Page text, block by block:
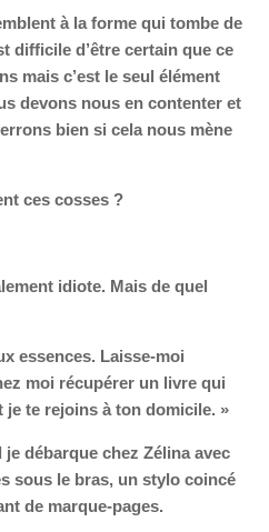
à la forme qui tombe de
difficile d’être certain que ce
mais c’est le seul élément
devons nous en contenter et
bien si cela nous mène
ces cosses ?
idiote. Mais de quel
essences. Laisse-moi
moi récupérer un livre qui
je te rejoins à ton domicile. »
débarque chez Zélina avec
sous le bras, un stylo coincé
de marque-pages.